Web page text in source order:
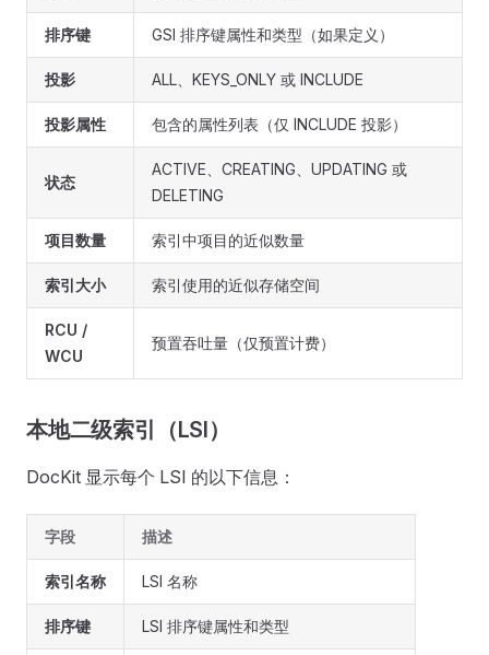
排序键 GSI 排序键属性和类型（如果定义）
投影 ALL、KEYS_ONLY 或 INCLUDE
投影属性 包含的属性列表（仅 INCLUDE 投影）
状态
ACTIVE、CREATING、UPDATING 或
DELETING
项目数量 索引中项目的近似数量
索引大小 索引使用的近似存储空间
RCU /
WCU
预置吞吐量（仅预置计费）
本地二级索引（LSI）
DocKit 显示每个 LSI 的以下信息：
字段 描述
索引名称 LSI 名称
排序键 LSI 排序键属性和类型